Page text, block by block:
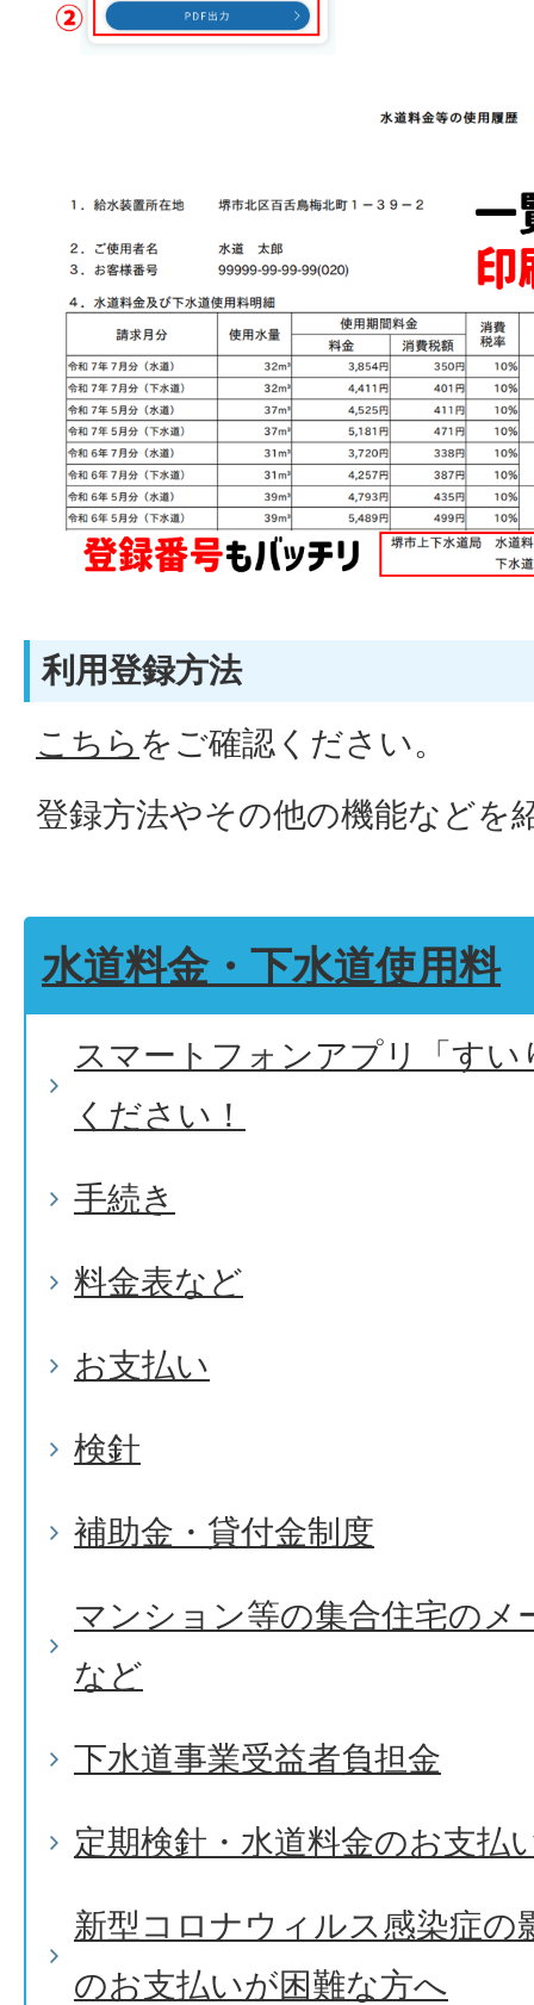
利用登録方法
こちら をご確認ください。
登録方法やその他の機能などを
水道料金・下水道使用料
スマートフォンアプリ「す
ください！
手続き
料金表など
お支払い
検針
補助金・貸付金制度
マンション等の集合住宅のメ
など
下水道事業受益者負担金
定期検針・水道料金のお支払
新型コロナウィルス感染症の
のお支払いが困難な方へ